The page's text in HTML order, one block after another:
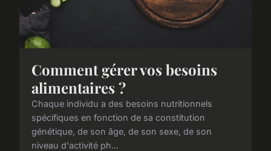
Comment gérer vos besoins
alimentaires ?
Chaque individu a des besoins nutritionnels
spécifiques en fonction de sa constitution
génétique, de son âge, de son sexe, de son
niveau d'activité ph...